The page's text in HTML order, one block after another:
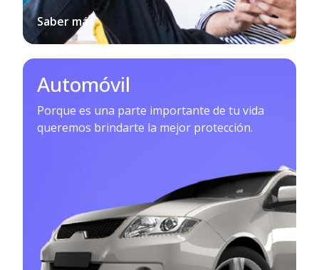
Saber más
Automóvil
Porque es una parte importante de tu vida
queremos brindarte la mejor protección.